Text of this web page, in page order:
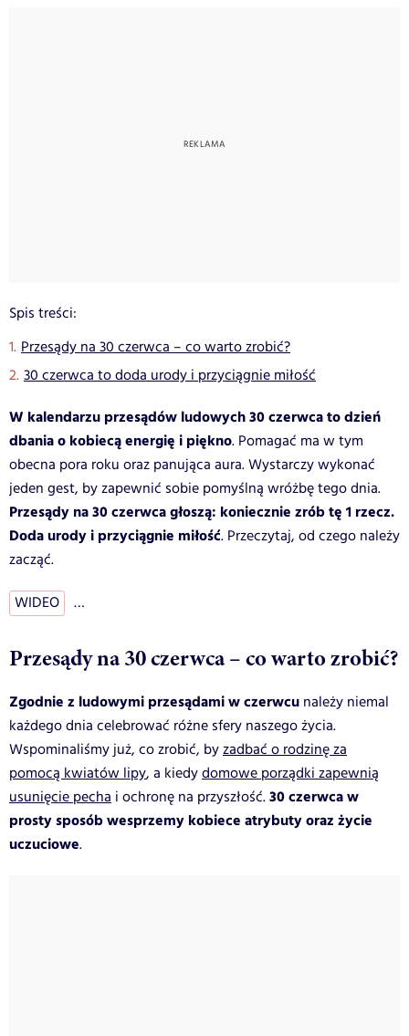
Spis treści:
Przesądy na 30 czerwca – co warto zrobić?
30 czerwca to doda urody i przyciągnie miłość
W kalendarzu przesądów ludowych 30 czerwca to dzień
dbania o kobiecą energię i piękno. Pomagać ma w tym
obecna pora roku oraz panująca aura. Wystarczy wykonać
jeden gest, by zapewnić sobie pomyślną wróżbę tego dnia.
Przesądy na 30 czerwca głoszą: koniecznie zrób tę 1 rzecz.
Doda urody i przyciągnie miłość. Przeczytaj, od czego należy
zacząć.
WIDEO …
Przesądy na 30 czerwca – co warto zrobić?
Zgodnie z ludowymi przesądami w czerwcu należy niemal
każdego dnia celebrować różne sfery naszego życia.
Wspominaliśmy już, co zrobić, byzadbać o rodzinę za
pomocą kwiatów lipy, a kiedydomowe porządki zapewnią
usunięcie pecha i ochronę na przyszłość.30 czerwca w
prosty sposób wesprzemy kobiece atrybuty oraz życie
uczuciowe.